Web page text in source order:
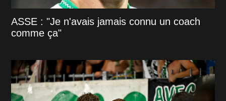
ASSE : "Je n'avais jamais connu un coach
comme ça"